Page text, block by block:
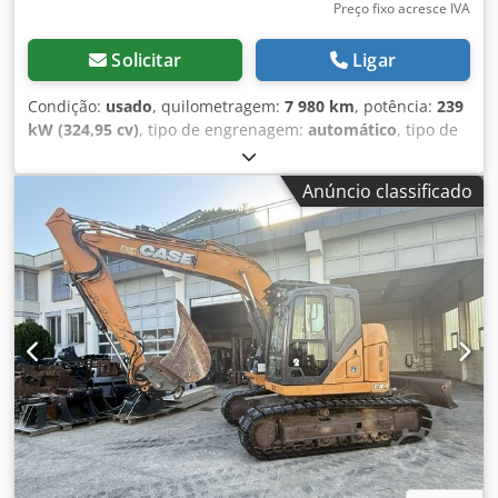
nossos produtos exclusivamente com as condições gerais
Preço fixo acresce IVA
Solicitar Ligar
Condição: usado, quilometragem: 7 980 km, potência: 239
kW (324,95 cv), tipo de engrenagem: automático, tipo de
amarelo
01/2013, Ano de fabrico:2013, Equipamento:ar
, = Mais opções e acessórios = - Ar-
condicionado - Rádio - Direção hidráulica - Para-sol =
Observações = +++Peso: 24.000 kg Km/h+++ +++4x4+++
+++Pneus 26,5xR25 com 90% de vida útil+++ +++Faróis de
trabalho+++ +++Amortecedor de vibração+++ +++Bloqueio
do diferencial dianteiro+++ +++Concha 3,6 m³+++
+++Balança+++ - Geral: Dedpjy Hu U Aefx Ai Rjck - - Motor:
Case - Transmissão: Automática - Número total de
assentos: 1 - - Segurança: - - Câmera de ré - - Cabina: - -
Ar-condicionado - Ventilação por difusores - - Exterior: - -
Direção hidráulica - Para-sol - Porta do motorista - - Áudio,
comunicação, eletrônica: - - Rádio - - Outros: - Dimensões
do veículo: Comprimento 8,95 m; Largura 3 m; Altura 3,57
Anúncio classificado